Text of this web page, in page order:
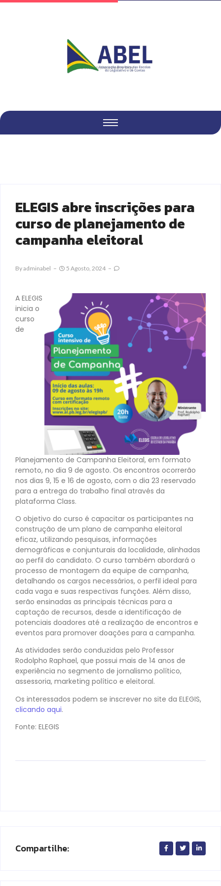
Fresh Articles Every Day
ELEGIS abre inscrições para
curso de planejamento de
campanha eleitoral
ByAdminabel 5 Agosto, 2024
A ELEGIS
inicia o
curso
de
Planejamento de Campanha Eleitoral, em formato
remoto, no dia 9 de agosto. Os encontros ocorrerão
nos dias 9, 15 e 16 de agosto, com o dia 23 reservado
para a entrega do trabalho final através da
plataforma Class.
O objetivo do curso é capacitar os participantes na
construção de um plano de campanha eleitoral
eficaz, utilizando pesquisas, informações
demográficas e conjunturais da localidade, alinhadas
ao perfil do candidato. O curso também abordará o
processo de montagem da equipe de campanha,
detalhando os cargos necessários, o perfil ideal para
cada vaga e suas respectivas funções. Além disso,
serão ensinadas as principais técnicas para a
captação de recursos, desde a identificação de
potenciais doadores até a realização de encontros e
eventos para promover doações para a campanha.
As atividades serão conduzidas pelo Professor
Rodolpho Raphael, que possui mais de 14 anos de
experiência no segmento de jornalismo político,
assessoria, marketing político e eleitoral.
Os interessados podem se inscrever no site da ELEGIS,
clicando aqui.
Fonte: ELEGIS
Compartilhe: